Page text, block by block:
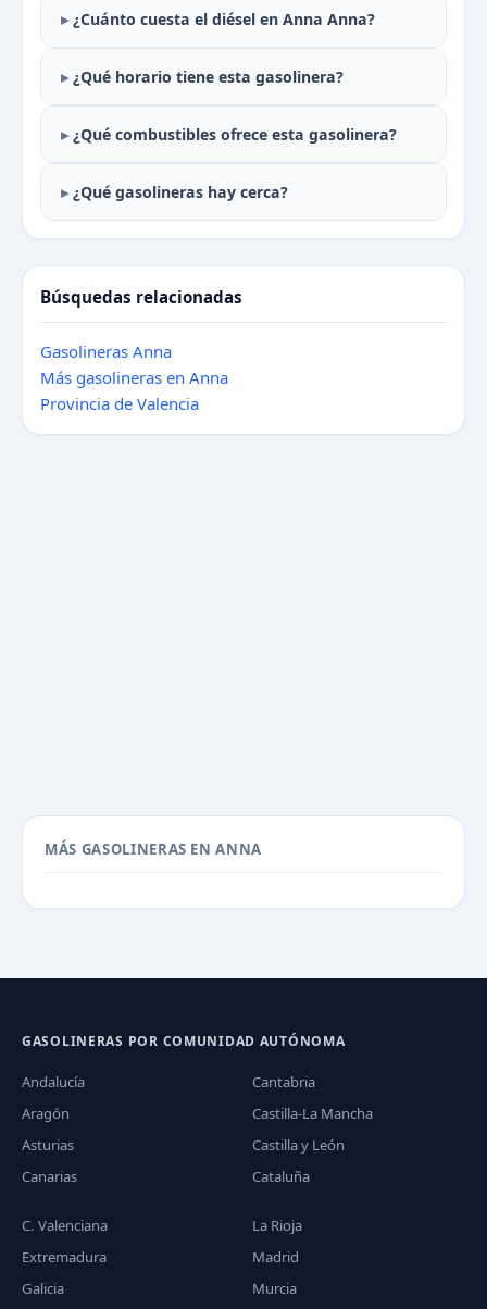
¿Cuánto cuesta el diésel en Anna Anna?
¿Qué horario tiene esta gasolinera?
¿Qué combustibles ofrece esta gasolinera?
¿Qué gasolineras hay cerca?
Búsquedas relacionadas
Gasolineras Anna
Más gasolineras en Anna
Provincia de Valencia
MÁS GASOLINERAS EN ANNA
GASOLINERAS POR COMUNIDAD AUTÓNOMA
Andalucía
Aragón
Asturias
Canarias
Cantabria
Castilla-La Mancha
Castilla y León
Cataluña
C. Valenciana
Extremadura
Galicia
La Rioja
Madrid
Murcia